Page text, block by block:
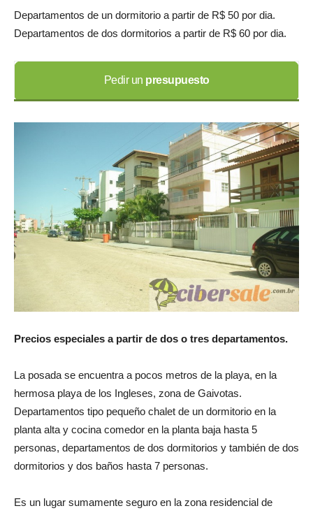
Departamentos de un dormitorio a partir de R$ 50 por dia.
Departamentos de dos dormitorios a partir de R$ 60 por dia.
Pedir un presupuesto
Precios especiales a partir de dos o tres departamentos.
La posada se encuentra a pocos metros de la playa, en la
hermosa playa de los Ingleses, zona de Gaivotas.
Departamentos tipo pequeño chalet de un dormitorio en la
planta alta y cocina comedor en la planta baja hasta 5
personas, departamentos de dos dormitorios y también de dos
dormitorios y dos baños hasta 7 personas.
Es un lugar sumamente seguro en la zona residencial de